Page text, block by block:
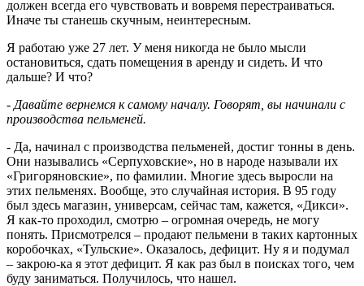
должен всегда его чувствовать и вовремя перестраиваться.
Иначе ты станешь скучным, неинтересным.
Я работаю уже 27 лет. У меня никогда не было мысли
остановиться, сдать помещения в аренду и сидеть. И что
дальше? И что?
- Давайте вернемся к самому началу. Говорят, вы начинали с
производства пельменей.
- Да, начинал с производства пельменей, достиг тонны в день.
Они назывались «Серпуховские», но в народе называли их
«Григоряновские», по фамилии. Многие здесь выросли на
этих пельменях. Вообще, это случайная история. В 95 году
был здесь магазин, универсам, сейчас там, кажется, «Дикси».
Я как-то проходил, смотрю – огромная очередь, не могу
понять. Присмотрелся – продают пельмени в таких картонных
коробочках, «Тульские». Оказалось, дефицит. Ну я и подумал
– закрою-ка я этот дефицит. Я как раз был в поисках того, чем
буду заниматься. Получилось, что нашел.